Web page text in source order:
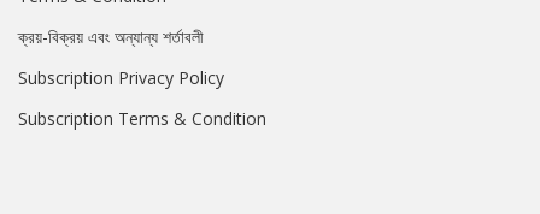
ক্রয়-বিক্রয় এবং অন্যান্য শর্তাবলী
Subscription Privacy Policy
Subscription Terms & Condition